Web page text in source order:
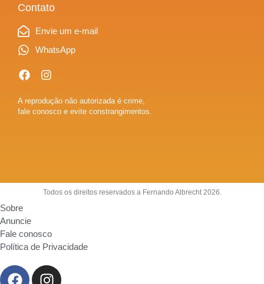
Contato
Envie um e-mail
WhatsApp
A reprodução não autorizada é crime,
fale conosco e evite constrangimentos.
Todos os direitos reservados a Fernando Albrecht 2026.
Sobre
Anuncie
Fale conosco
Política de Privacidade